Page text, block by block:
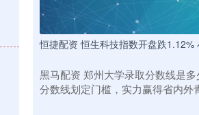
恒捷配资 恒生科技指数开盘跌1.12%
黑马配资 郑州大学录取分数线是多
分数线划定门槛，实力赢得省内外